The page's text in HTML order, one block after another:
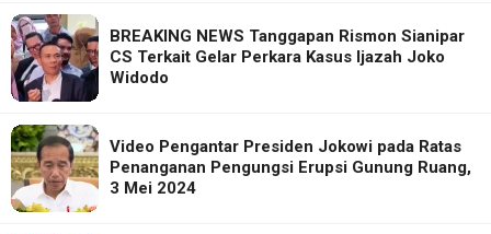
BREAKING NEWS Tanggapan Rismon Sianipar
CS Terkait Gelar Perkara Kasus Ijazah Joko
Widodo
Video Pengantar Presiden Jokowi pada Ratas
Penanganan Pengungsi Erupsi Gunung Ruang,
3 Mei 2024